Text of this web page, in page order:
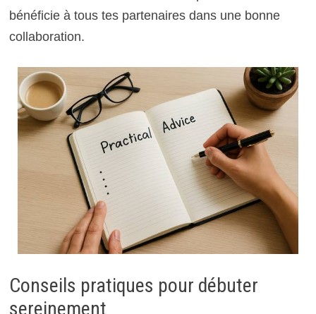
bénéficie à tous tes partenaires dans une bonne
collaboration.
Conseils pratiques pour débuter
sereinement